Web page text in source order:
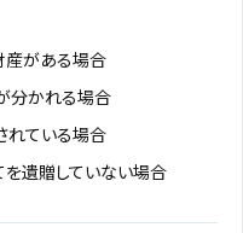
産がある場合
分かれる場合
れている場合
遺贈していない場合